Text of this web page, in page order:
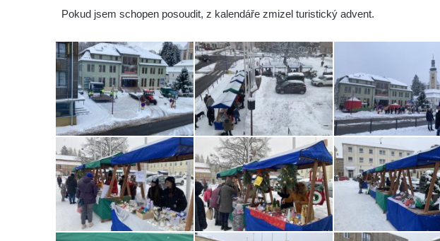
Pokud jsem schopen posoudit, z kalendáře zmizel turistický advent.